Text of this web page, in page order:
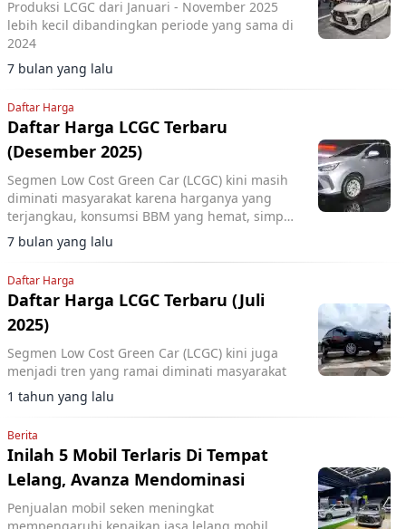
Produksi LCGC dari Januari - November 2025
lebih kecil dibandingkan periode yang sama di
2024
7 bulan yang lalu
Daftar Harga
Daftar Harga LCGC Terbaru
(Desember 2025)
Segmen Low Cost Green Car (LCGC) kini masih
diminati masyarakat karena harganya yang
terjangkau, konsumsi BBM yang hemat, simpel
dan ringkas untuk digunakan sehari-hari.
7 bulan yang lalu
Daftar Harga
Daftar Harga LCGC Terbaru (Juli
2025)
Segmen Low Cost Green Car (LCGC) kini juga
menjadi tren yang ramai diminati masyarakat
1 tahun yang lalu
Berita
Inilah 5 Mobil Terlaris Di Tempat
Lelang, Avanza Mendominasi
Penjualan mobil seken meningkat
mempengaruhi kenaikan jasa lelang mobil